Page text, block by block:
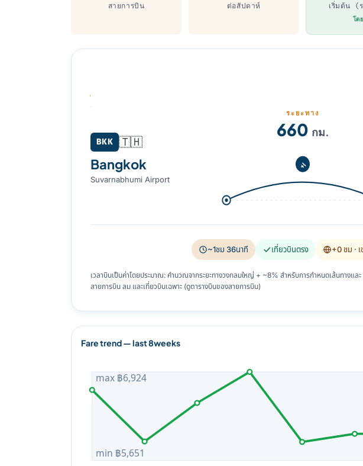
สายการบิน ต่อสัปดาห์ เริ่มต้น (
โด
BKK 🇹🇭
Bangkok
Suvarnabhumi Airport
ระยะทาง
660 กม.
~1ชม 36นาที เที่ยวบินตรง +0 ชม ·
เวลาบินเป็นค่าโดยประมาณ: คำนวณจากระยะทางวงกลมใหญ่ + ~8% สำหรับการกำหนดเส้นทางแ
สายการบิน ลม และเที่ยวบินเฉพาะ (ดูตารางบินของสายการบิน)
Fare trend — last 8weeks
max ฿6,924
min ฿5,651